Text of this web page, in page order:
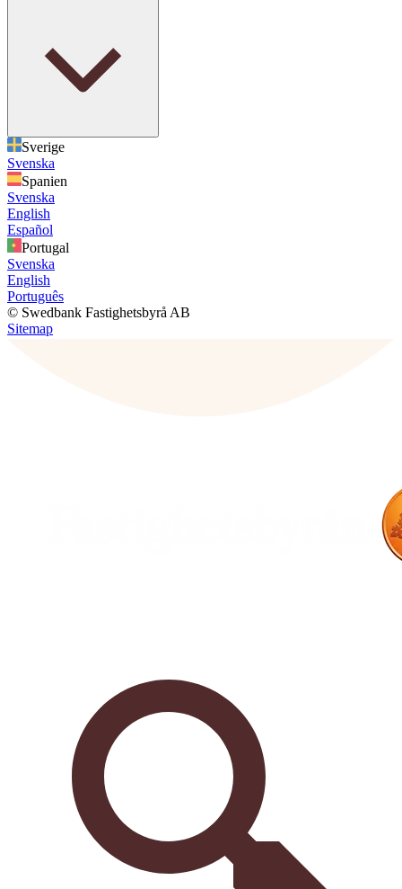
Sverige
Svenska
Spanien
Svenska
English
Español
Portugal
Svenska
English
Português
© Swedbank Fastighetsbyrå AB
Sitemap